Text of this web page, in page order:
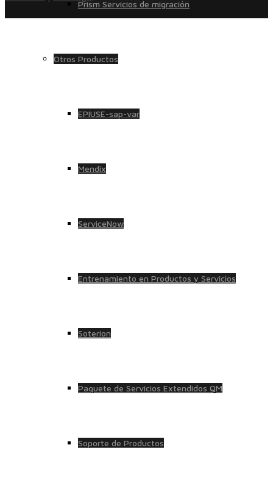
Prism Servicios de migración
Otros Productos
EPIUSE-sap-var
Mendix
ServiceNow
Entrenamiento en Productos y Servicios
Soterion
Paquete de Servicios Extendidos QM
Soporte de Productos